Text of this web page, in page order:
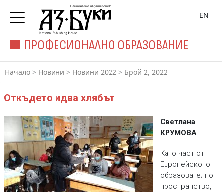
ПРОФЕСИОНАЛНО ОБРАЗОВАНИЕ
EN
Начало > Новини > Новини 2022 > Брой 2, 2022
Откъдето идва хлябът
Светлана
КРУМОВА
Като част от
Европейското
образователно
пространство,